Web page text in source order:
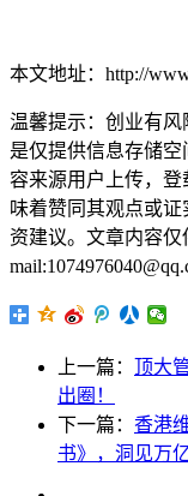
本文地址：http://
温馨提示：创业有风
是仅提供信息存储
容来源用户上传，
味着赞同其观点或
资建议。文章内容
上一篇： 顶大
出圈！
下一篇： 香港
书》，洞见万